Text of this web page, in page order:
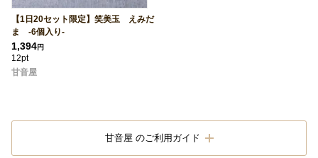
【1日20セット限定】笑美玉 えみだ
ま -6個入り-
1,394円
12pt
甘音屋
甘音屋 のご利用ガイド